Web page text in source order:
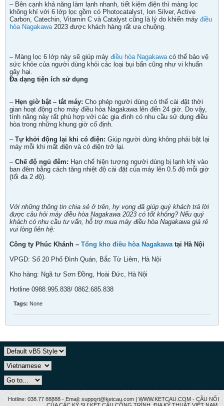
– Bên cạnh khả năng làm lạnh nhanh, tiết kiệm điện thì màng lọc
không khí với 6 lớp lọc gồm có Photocatalyst, Ion Silver, Active
Carbon, Catechin, Vitamin C và Catalyst cũng là lý do khiến máy điều
hòa Nagakawa2023 được khách hàng rất ưa chuộng.
– Màng lọc 6 lớp này sẽ giúp máy điều hòa Nagakawacó thể bảo vệ
sức khỏe của người dùng khỏi các loại bụi bẩn cũng như vi khuẩn
gây hại.
Đa dạng tiện ích sử dụng
–Hẹn giờ bật – tắt máy: Cho phép người dùng có thể cài đặt thời
gian hoạt động cho máy điều hòa Nagakawa lên đến 24 giờ. Do vậy,
tính năng này rất phù hợp với các gia đình có nhu cầu sử dụng điều
hòa trong những khung giờ cố định.
– Tự khởi động lại khi có điện: Giúp người dùng không phải bật lại
máy mỗi khi mất điện và có điện trở lại.
– Chế độ ngủ đêm: Hạn chế hiện tượng người dùng bị lạnh khi vào
ban đêm bằng cách tăng nhiệt độ cài đặt của máy lên 0.5 độ mỗi giờ
(tối đa 2 độ).
Với những thông tin chia sẻ ở trên, hy vọng đã giúp quý khách trả lời
được câu hỏi máy điều hòa Nagakawa 2023 có tốt không? Nếu quý
khách có nhu cầu tư vấn, hỗ trợ mua máy điều hòa Nagakawa giá rẻ
vui lòng liên hệ:
Công ty Phúc Khánh – Tổng kho điều hòa Nagakawatại Hà Nội
VPGD: Số 20 Phố Đình Quán, Bắc Từ Liêm, Hà Nội
Kho hàng: Ngã tư Sơn Đồng, Hoài Đức, Hà Nội
Hotline 0988.995.838/ 0862.685.838
Tags: None
Hotline: 038.77 88888 - Email: support@ketcau.com | WWW.KETCAU.COM - CẦU NỐI